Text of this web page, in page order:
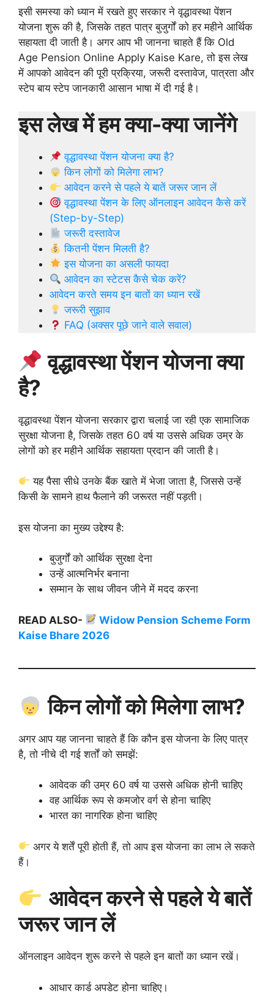
इसी समस्या को ध्यान में रखते हुए सरकार ने वृद्धावस्था पेंशन
योजना शुरू की है, जिसके तहत पात्र बुजुर्गों को हर महीने आर्थिक
सहायता दी जाती है। अगर आप भी जानना चाहते हैं कि Old
Age Pension Online Apply Kaise Kare, तो इस लेख
में आपको आवेदन की पूरी प्रक्रिया, जरूरी दस्तावेज, पात्रता और
स्टेप बाय स्टेप जानकारी आसान भाषा में दी गई है।
इस लेख में हम क्या-क्या जानेंगे
वृद्धावस्था पेंशन योजना क्या है?
किन लोगों को मिलेगा लाभ?
आवेदन करने से पहले ये बातें जरूर जान लें
वृद्धावस्था पेंशन के लिए ऑनलाइन आवेदन कैसे करें
(Step-by-Step)
जरूरी दस्तावेज
कितनी पेंशन मिलती है?
इस योजना का असली फायदा
आवेदन का स्टेटस कैसे चेक करें?
आवेदन करते समय इन बातों का ध्यान रखें
जरूरी सुझाव
FAQ (अक्सर पूछे जाने वाले सवाल)
वृद्धावस्था पेंशन योजना क्या
है?
वृद्धावस्था पेंशन योजना सरकार द्वारा चलाई जा रही एक सामाजिक
सुरक्षा योजना है, जिसके तहत 60 वर्ष या उससे अधिक उम्र के
लोगों को हर महीने आर्थिक सहायता प्रदान की जाती है।
यह पैसा सीधे उनके बैंक खाते में भेजा जाता है, जिससे उन्हें
किसी के सामने हाथ फैलाने की जरूरत नहीं पड़ती।
इस योजना का मुख्य उद्देश्य है:
बुजुर्गों को आर्थिक सुरक्षा देना
उन्हें आत्मनिर्भर बनाना
सम्मान के साथ जीवन जीने में मदद करना
READ ALSO-
Widow Pension Scheme Form
Kaise Bhare 2026
किन लोगों को मिलेगा लाभ?
अगर आप यह जानना चाहते हैं कि कौन इस योजना के लिए पात्र
है, तो नीचे दी गई शर्तों को समझें:
आवेदक की उम्र 60 वर्ष या उससे अधिक होनी चाहिए
वह आर्थिक रूप से कमजोर वर्ग से होना चाहिए
भारत का नागरिक होना चाहिए
अगर ये शर्तें पूरी होती हैं, तो आप इस योजना का लाभ ले सकते
हैं।
आवेदन करने से पहले ये बातें
जरूर जान लें
ऑनलाइन आवेदन शुरू करने से पहले इन बातों का ध्यान रखें।
आधार कार्ड अपडेट होना चाहिए।